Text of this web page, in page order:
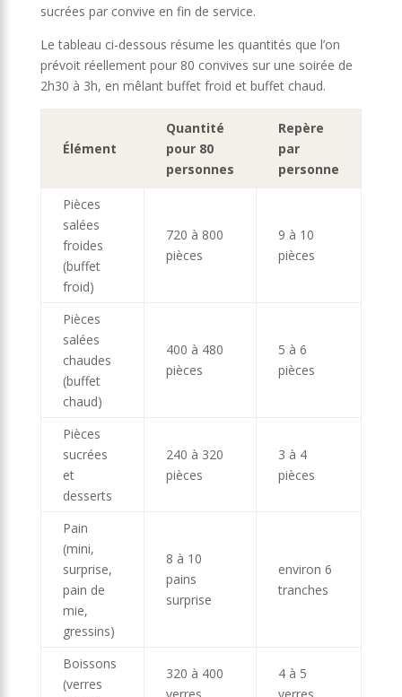
sucrées par convive en fin de service.
Le tableau ci-dessous résume les quantités que l’on
prévoit réellement pour 80 convives sur une soirée de
2h30 à 3h, en mêlant buffet froid et buffet chaud.
Élément
Quantité
pour 80
personnes
Repère
par
personne
Pièces
salées
froides
(buffet
froid)
720 à 800
pièces
9 à 10
pièces
Pièces
salées
chaudes
(buffet
chaud)
400 à 480
pièces
5 à 6
pièces
Pièces
sucrées
et
desserts
240 à 320
pièces
3 à 4
pièces
Pain
(mini,
surprise,
pain de
mie,
gressins)
8 à 10
pains
surprise
environ 6
tranches
Boissons
(verres
320 à 400
4 à 5